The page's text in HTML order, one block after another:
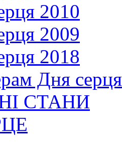
2010
2009
2018
Дня серця
СТАНИ